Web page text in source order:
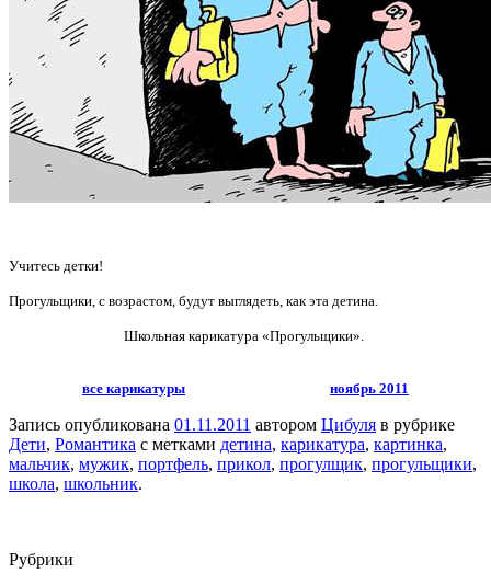
Учитесь детки!
Прогульщики, с возрастом, будут выглядеть, как эта детина.
Школьная карикатура «Прогульщики».
все карикатуры ноябрь 2011
Запись опубликована 01.11.2011 автором Цибуля в рубрике
Дети, Романтика с метками детина, карикатура, картинка,
мальчик, мужик, портфель, прикол, прогулщик, прогульщики,
школа, школьник.
Рубрики